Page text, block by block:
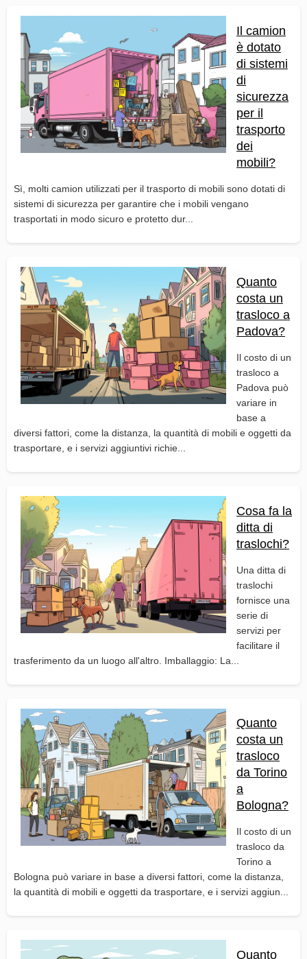
Il camion
è dotato
di sistemi
di
sicurezza
per il
trasporto
dei
mobili?
Sì, molti camion utilizzati per il trasporto di mobili sono dotati di
sistemi di sicurezza per garantire che i mobili vengano
trasportati in modo sicuro e protetto dur...
Quanto
costa un
trasloco a
Padova?
Il costo di un
trasloco a
Padova può
variare in
base a
diversi fattori, come la distanza, la quantità di mobili e oggetti da
trasportare, e i servizi aggiuntivi richie...
Cosa fa la
ditta di
traslochi?
Una ditta di
traslochi
fornisce una
serie di
servizi per
facilitare il
trasferimento da un luogo all'altro. Imballaggio: La...
Quanto
costa un
trasloco
da Torino
a
Bologna?
Il costo di un
trasloco da
Torino a
Bologna può variare in base a diversi fattori, come la distanza,
la quantità di mobili e oggetti da trasportare, e i servizi aggiun...
Quanto